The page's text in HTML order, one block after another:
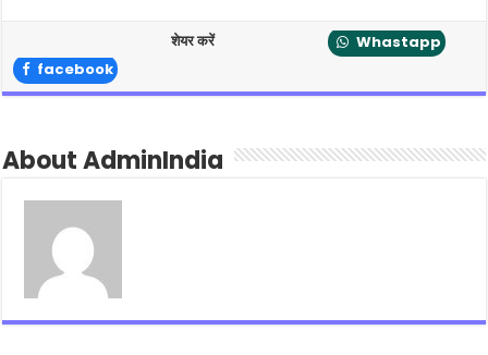
शेयर करें
Whastapp
facebook
About AdminIndia